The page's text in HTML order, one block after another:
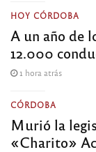
HOY CÓRDOBA
A un año de
12.000
1 hora atrás
CÓRDOBA
Murió la
«Charito»